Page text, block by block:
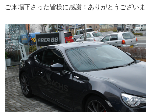
ご来場下さった皆様に感謝！ありがとうございま